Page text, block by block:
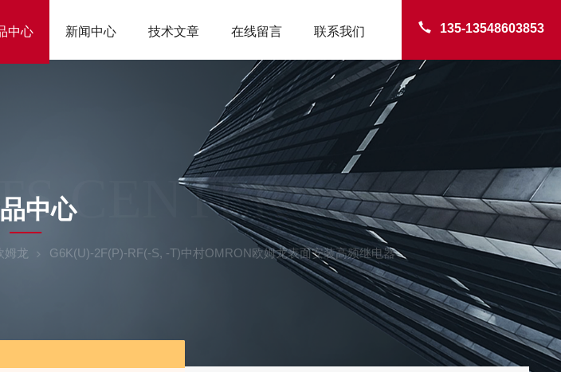
135-13548603853
中心 新闻中心 技术文章 在线留言 联系我们
CENTER
中心
姆龙 G6K(U)-2F(P)-RF(-S, -T)中村OMRON欧姆龙表面安装高频继电器